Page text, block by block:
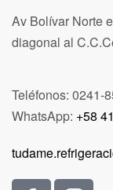
Av Bolívar Norte
diagonal al
Teléfonos: 0241-
WhatsApp: +58